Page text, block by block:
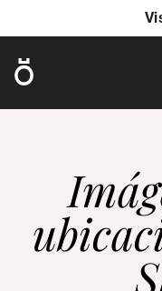
Röshults